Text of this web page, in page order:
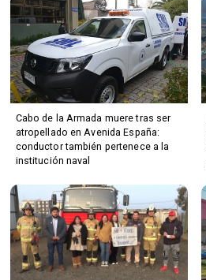
Cabo de la Armada muere tras ser
atropellado en Avenida España:
conductor también pertenece a la
institución naval